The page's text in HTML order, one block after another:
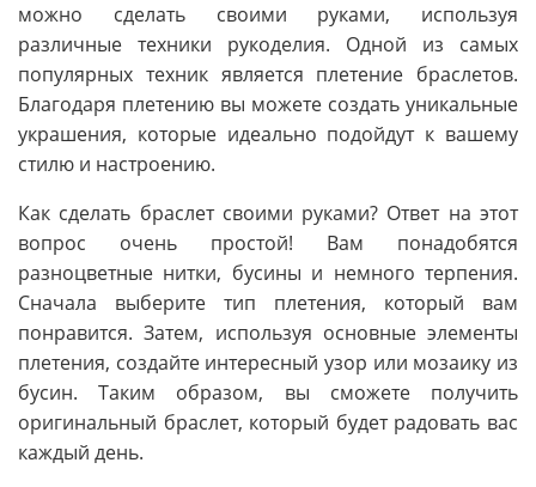
можно сделать своими руками, используя
различные техники рукоделия. Одной из самых
популярных техник является плетение браслетов.
Благодаря плетению вы можете создать уникальные
украшения, которые идеально подойдут к вашему
стилю и настроению.
Как сделать браслет своими руками? Ответ на этот
вопрос очень простой! Вам понадобятся
разноцветные нитки, бусины и немного терпения.
Сначала выберите тип плетения, который вам
понравится. Затем, используя основные элементы
плетения, создайте интересный узор или мозаику из
бусин. Таким образом, вы сможете получить
оригинальный браслет, который будет радовать вас
каждый день.